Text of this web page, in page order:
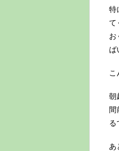
特
て
お
ば
こ
朝
間
る
あ